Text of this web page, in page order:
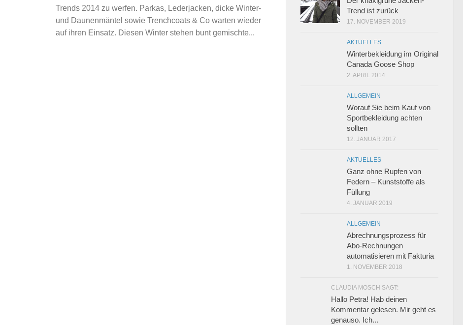
Trends 2014 zu werfen. Parkas, Lederjacken, dicke Winter-
und Daunenmäntel sowie Trenchcoats & Co warten wieder
auf ihren Einsatz. Diesen Winter stehen bunt gemischte...
Trend ist zurück
17. NOVEMBER 2019
AKTUELLES
Winterbekleidung im Original
Canada Goose Shop
2. APRIL 2014
ALLGEMEIN
Worauf Sie beim Kauf von
Sportbekleidung achten
sollten
12. JANUAR 2017
AKTUELLES
Ganz ohne Rupfen von
Federn – Kunststoffe als
Füllung
4. JANUAR 2019
ALLGEMEIN
Abrechnungsprozess für
Abo-Rechnungen
automatisieren mit Fakturia
1. NOVEMBER 2018
CLAUDIA MOSCH SAGT:
Hallo Petra! Hab deinen
Kommentar gelesen. Mir geht es
genauso. Ich...